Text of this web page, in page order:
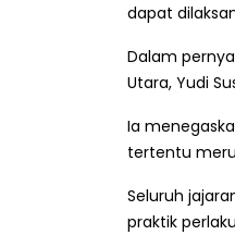
dapat
Dalam
Utara, Yudi
Ia
tertentu
Seluruh
praktik